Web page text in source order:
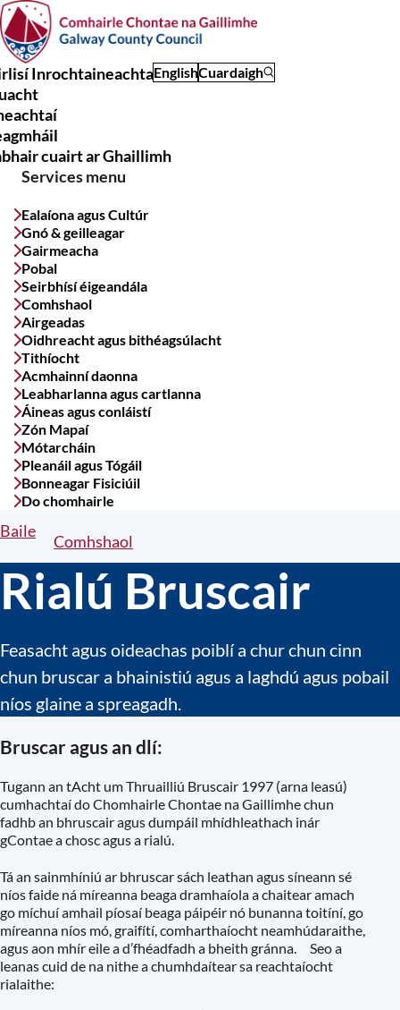
Skip
to
main
content
InrochtaineachtaEnglishCuardaigh
Main
navigation
cuairt ar Ghaillimh
Services menu
Ealaíona agus Cultúr
Gnó & geilleagar
Gairmeacha
Pobal
Seirbhísí éigeandála
Comhshaol
Airgeadas
Oidhreacht agus bithéagsúlacht
Tithíocht
Acmhainní daonna
Leabharlanna agus cartlanna
Áineas agus conláistí
Zón Mapaí
Mótarcháin
Pleanáil agus Tógáil
Bonneagar Fisiciúil
Do chomhairle
Breadcrumbs
Baile
Comhshaol
Rialú Bruscair
Feasacht agus oideachas poiblí a chur chun cinn
chun bruscar a bhainistiú agus a laghdú agus pobail
níos glaine a spreagadh.
Bruscar agus an dlí:
Tugann an tAcht um Thruailliú Bruscair 1997 (arna leasú)
cumhachtaí do Chomhairle Chontae na Gaillimhe chun
fadhb an bhruscair agus dumpáil mhídhleathach inár
gContae a chosc agus a rialú.
Tá an sainmhíniú ar bhruscar sách leathan agus síneann sé
níos faide ná míreanna beaga dramhaíola a chaitear amach
go míchuí amhail píosaí beaga páipéir nó bunanna toitíní, go
míreanna níos mó, graifítí, comharthaíocht neamhúdaraithe,
agus aon mhír eile a d’fhéadfadh a bheith gránna. Seo a
leanas cuid de na nithe a chumhdaítear sa reachtaíocht
rialaithe: